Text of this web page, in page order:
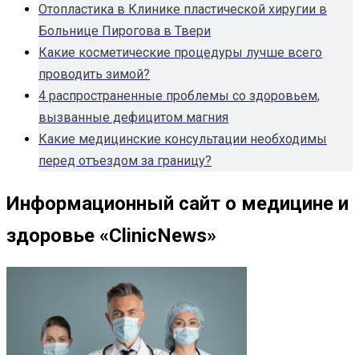
Отопластика в Клинике пластической хиругии в
Больнице Пирогова в Твери
Какие косметические процедуры лучше всего
проводить зимой?
4 распространенные проблемы со здоровьем,
вызванные дефицитом магния
Какие медицинские консультации необходимы
перед отъездом за границу?
Информационный сайт о медицине и
здоровье «ClinicNews»